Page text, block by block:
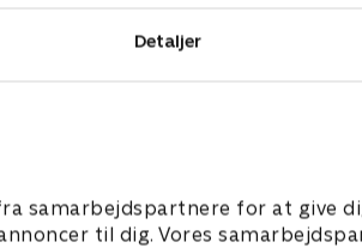
Detaljer
samarbejdspartnere for at give
til dig. Vores